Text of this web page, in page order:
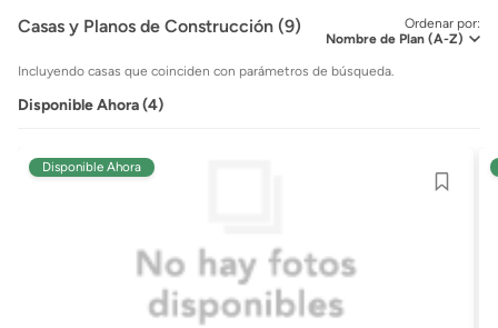
Ordenar por:
Casas y Planos de Construcción (9)
Incluyendo casas que coinciden con parámetros de búsqueda.
Disponible Ahora (4)
Disponible Ahora